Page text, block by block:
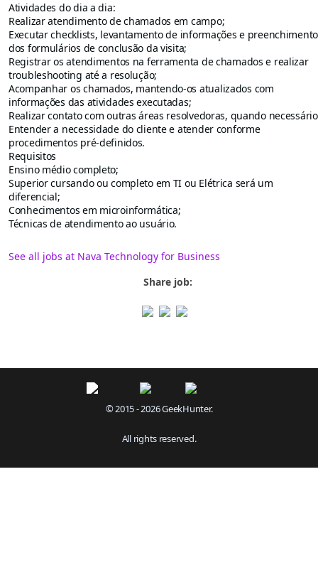
Atividades do dia a dia:
Realizar atendimento de chamados em campo;
Executar checklists, levantamento de informações e preenchimento
dos formulários de conclusão da visita;
Registrar os atendimentos na ferramenta de chamados e realizar
troubleshooting até a resolução;
Acompanhar os chamados, mantendo-os atualizados com
informações das atividades executadas;
Realizar contato com outras áreas resolvedoras, quando
Entender a necessidade do cliente e atender conforme
procedimentos pré-definidos.
Requisitos
Ensino médio completo;
Superior cursando ou completo em TI ou Elétrica será um
diferencial;
Conhecimentos em microinformática;
Técnicas de atendimento ao usuário.
See all jobs at Nava Technology for Business
Share job:
© 2015 - 2026 GeekHunter.
All rights reserved.